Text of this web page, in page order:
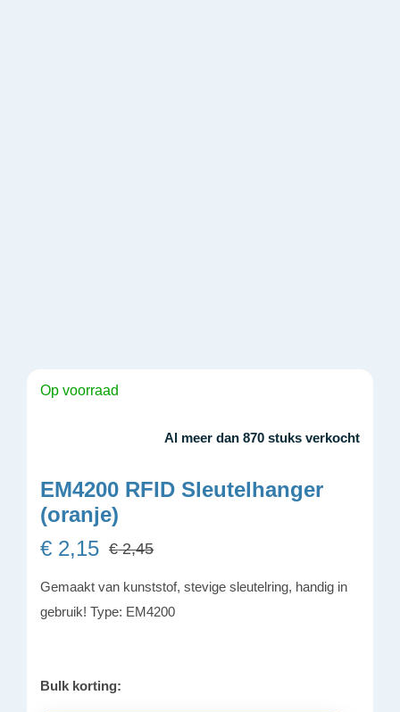
Op voorraad
Al meer dan 870 stuks verkocht
EM4200 RFID Sleutelhanger
(oranje)
€2,45Oorspronkelijke
prijs
was:
€2,15
Huidige
prijs
is:
Gemaakt van kunststof, stevige sleutelring, handig in
gebruik! Type: EM4200
Bulk korting: